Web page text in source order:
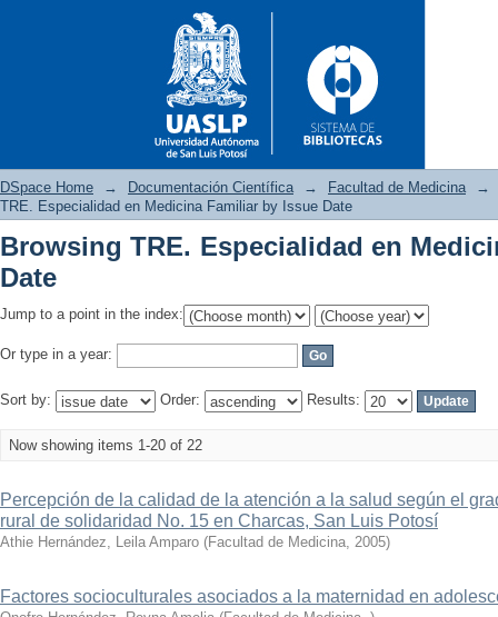
Browsing TRE. Especialidad
DSpace Home → Documentación Científica → Facultad de Medicina
→
TRE. Especialidad en Medicina Familiar by Issue Date
Browsing TRE. Especialidad en
Date
Jump to a point in the index:
Or type in a year:
Sort by: Order: Results:
Now showing items 1-20 of 22
Percepción de la calidad de la atención a la salud según el
rural de solidaridad No. 15 en Charcas, San Luis Potosí
Athie Hernández, Leila Amparo (Facultad de Medicina, 2005)
Factores socioculturales asociados a la maternidad en